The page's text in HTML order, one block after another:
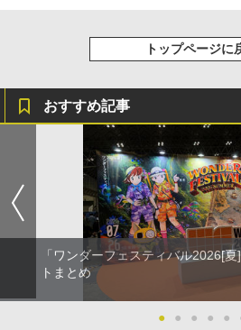
トップページに
おすすめ記事
「ワンダーフェスティバル2026[
トまとめ
● ● ● ● ●